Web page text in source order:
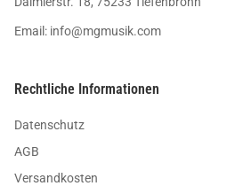
Email: info@mgmusik.com
Rechtliche Informationen
Datenschutz
AGB
Versandkosten